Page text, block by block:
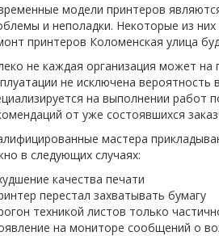
модели принтеров
и неполадки. Некоторые из
принтеров Коломенская улица
не каждая организация может
не исключена
на выполнении работ
от уже состоявшихся
мастера
в следующих случаях:
качества печати
перестал захватывать бумагу
техникой листов только
на мониторе сообщений о